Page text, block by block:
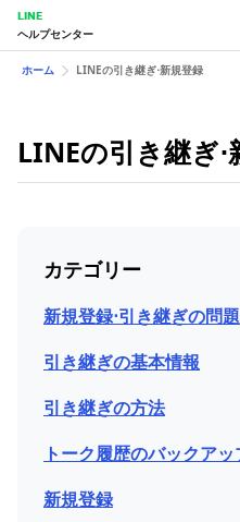
LINE
ヘルプセンター
ホーム LINEの引き継ぎ⋅新規登録
LINEの引き継ぎ⋅
カテゴリー
新規登録⋅引き継ぎの問題
引き継ぎの基本情報
引き継ぎの方法
トーク履歴のバックアッ
新規登録